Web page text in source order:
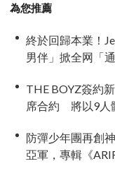
為您推薦
終於回歸本業！
男伴」掀全网「
THE BOYZ簽約
席合約 將以9人
防彈少年團再創
亞軍，專輯《